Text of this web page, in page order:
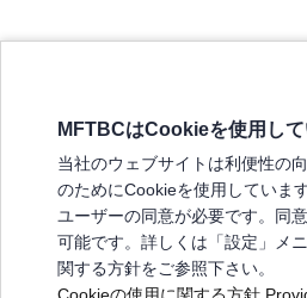
弊社の製品について
販売店リスト
よくある質問 / お問い合わせ
MFTBCはCookieを使用し
当社のウェブサイトは利便性の
のためにCookieを使用していま
ユーザーの同意が必要です。同
可能です。詳しくは「設定」メ
関する方針をご参照下さい。